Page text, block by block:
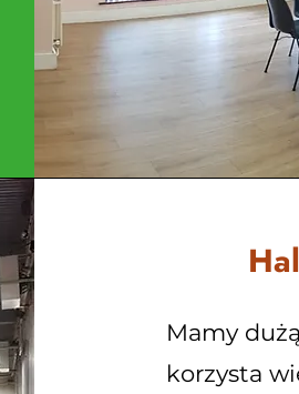
Mamy
korzysta